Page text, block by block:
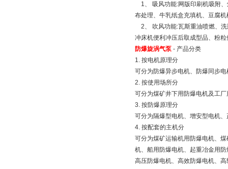
1、 吸风功能:网版印刷机吸附
布处理、牛乳纸盒充填机、豆腐
2、 吹风功能:瓦斯重油喷燃、
冲床机便利冲压后取成型品、粉
防爆旋涡气泵 - 产品分类
1. 按电机原理分
可分为防爆异步电机、防爆同步
2. 按使用场所分
可分为煤矿井下用防爆电机及工
3. 按防爆原理分
可分为隔爆型电机、增安型电机
4. 按配套的主机分
可分为煤矿运输机用防爆电机、
机、船用防爆电机、起重冶金用
高压防爆电机、高效防爆电机、